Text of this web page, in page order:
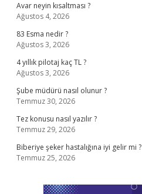
Avar neyin kısaltması ?
Ağustos 4, 2026
83 Esma nedir ?
Ağustos 3, 2026
4 yıllık pilotaj kaç TL ?
Ağustos 3, 2026
Şube müdürü nasıl olunur ?
Temmuz 30, 2026
Tez konusu nasıl yazılır ?
Temmuz 29, 2026
Biberiye şeker hastalığına iyi gelir mi ?
Temmuz 25, 2026